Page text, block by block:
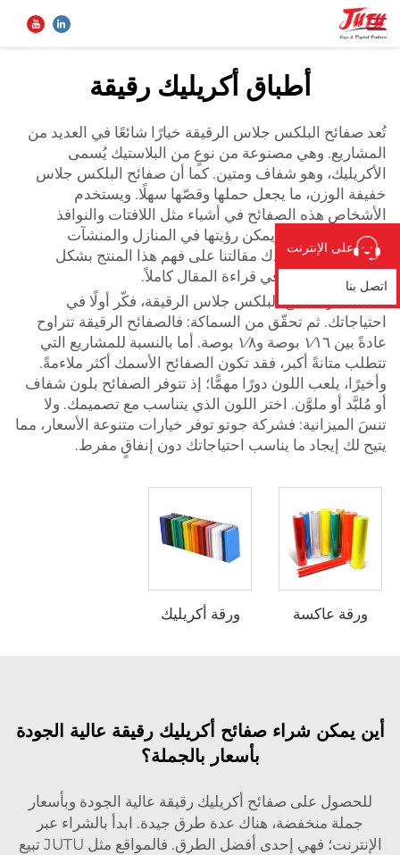
المنتجات
من نحن
تطبيق
الأخبار
اتصل بنا
بحث
على الإنترنت
اتصل بنا
أطباق أكريليك رقيقة
تُعد صفائح البلكس جلاس الرقيقة خيارًا شائعًا في العديد من
المشاريع. وهي مصنوعة من نوعٍ من البلاستيك يُسمى
الأكريليك، وهو شفاف ومتين. كما أن صفائح البلكس جلاس
خفيفة الوزن، ما يجعل حملها وقصّها سهلًا. ويستخدم
الأشخاص هذه الصفائح في أشياء مثل اللافتات والنوافذ
ووحدات العرض. ويمكن رؤيتها في المنازل والمنشآت
التجارية. وستساعدك مقالتنا على فهم هذا المنتج بشكل
أفضل، لذا استمر في قراءة المقال كاملاً.
عند اختيار صفائح البلكس جلاس الرقيقة، فكّر أولًا في
احتياجاتك. ثم تحقّق من السماكة: فالصفائح الرقيقة تتراوح
عادةً بين ١⁄١٦ بوصة و١⁄٨ بوصة. أما بالنسبة للمشاريع التي
تتطلب متانةً أكبر، فقد تكون الصفائح الأسمك أكثر ملاءمةً.
وأخيرًا، يلعب اللون دورًا مهمًّا؛ إذ تتوفر الصفائح بلون شفاف
أو مُلبَّد أو ملوَّن. اختر اللون الذي يتناسب مع تصميمك. ولا
تنسَ الميزانية: فشركة جوتو توفر خيارات متنوعة الأسعار، مما
يتيح لك إيجاد ما يناسب احتياجاتك دون إنفاقٍ مفرط.
ورقة عاكسة ورقة أكريليك
أين يمكن شراء صفائح أكريليك رقيقة عالية الجودة
بأسعار بالجملة؟
للحصول على صفائح أكريليك رقيقة عالية الجودة وبأسعار
جملة منخفضة، هناك عدة طرق جيدة. ابدأ بالشراء عبر
الإنترنت؛ فهي إحدى أفضل الطرق. فالمواقع مثل JUTU تبيع